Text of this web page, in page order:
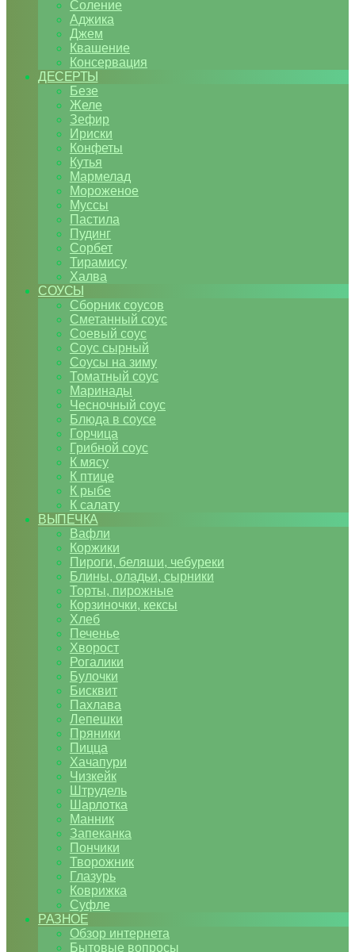
Соление
Аджика
Джем
Квашение
Консервация
ДЕСЕРТЫ
Безе
Желе
Зефир
Ириски
Конфеты
Кутья
Мармелад
Мороженое
Муссы
Пастила
Пудинг
Сорбет
Тирамису
Халва
СОУСЫ
Сборник соусов
Сметанный соус
Соевый соус
Соус сырный
Соусы на зиму
Томатный соус
Маринады
Чесночный соус
Блюда в соусе
Горчица
Грибной соус
К мясу
К птице
К рыбе
К салату
ВЫПЕЧКА
Вафли
Коржики
Пироги, беляши, чебуреки
Блины, оладьи, сырники
Торты, пирожные
Корзиночки, кексы
Хлеб
Печенье
Хворост
Рогалики
Булочки
Бисквит
Пахлава
Лепешки
Пряники
Пицца
Хачапури
Чизкейк
Штрудель
Шарлотка
Манник
Запеканка
Пончики
Творожник
Глазурь
Коврижка
Суфле
РАЗНОЕ
Обзор интернета
Бытовые вопросы